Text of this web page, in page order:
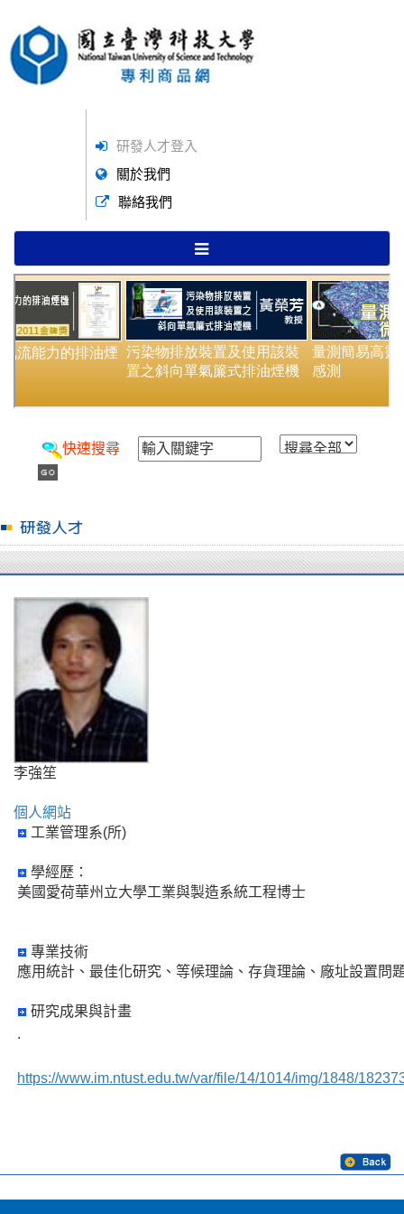
研發人才登入
關於我們
聯絡我們
TOGGLE
NAVIGATION
快速搜尋
李強笙
個人網站
工業管理系(所)
學經歷：
美國愛荷華州立大學工業與製造系統工程博士
專業技術
應用統計、最佳化研究、等候理論、存貨理論、廠址設置問
研究成果與計畫
.
https://www.im.ntust.edu.tw/var/file/14/1014/img/1848/